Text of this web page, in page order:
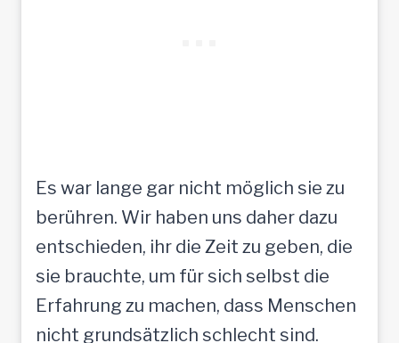
Es war lange gar nicht möglich sie zu
berühren. Wir haben uns daher dazu
entschieden, ihr die Zeit zu geben, die
sie brauchte, um für sich selbst die
Erfahrung zu machen, dass Menschen
nicht grundsätzlich schlecht sind.